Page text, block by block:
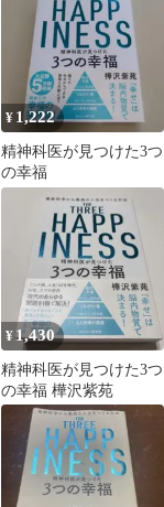
¥ 1,222
精神科医が見つけた3つ
の幸福
¥1,430
精神科医が見つけた3つ
の幸福 樺沢紫苑